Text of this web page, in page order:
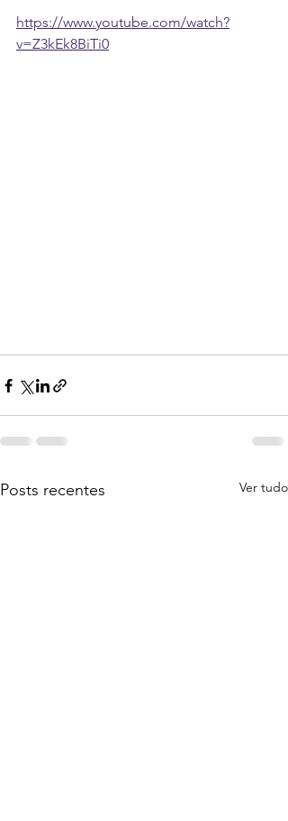
https://www.youtube.com/watch?
v=Z3kEk8BiTi0
Posts recentes Ver tudo